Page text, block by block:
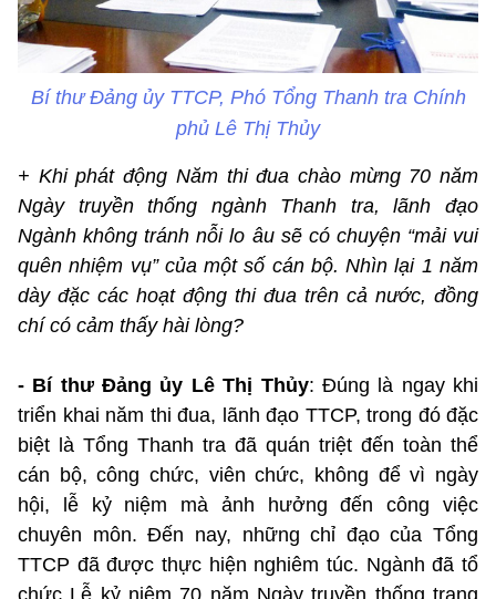
Bí thư Đảng ủy TTCP, Phó Tổng Thanh tra Chính
phủ Lê Thị Thủy
+ Khi phát động Năm thi đua chào mừng 70 năm
Ngày truyền thống ngành Thanh tra, lãnh đạo
Ngành không tránh nỗi lo âu sẽ có chuyện “mải vui
quên nhiệm vụ” của một số cán bộ. Nhìn lại 1 năm
dày đặc các hoạt động thi đua trên cả nước, đồng
chí có cảm thấy hài lòng?
- Bí thư Đảng ủy Lê Thị Thủy: Đúng là ngay khi
triển khai năm thi đua, lãnh đạo TTCP, trong đó đặc
biệt là Tổng Thanh tra đã quán triệt đến toàn thể
cán bộ, công chức, viên chức, không để vì ngày
hội, lễ kỷ niệm mà ảnh hưởng đến công việc
chuyên môn. Đến nay, những chỉ đạo của Tổng
TTCP đã được thực hiện nghiêm túc. Ngành đã tổ
chức Lễ kỷ niệm 70 năm Ngày truyền thống trang